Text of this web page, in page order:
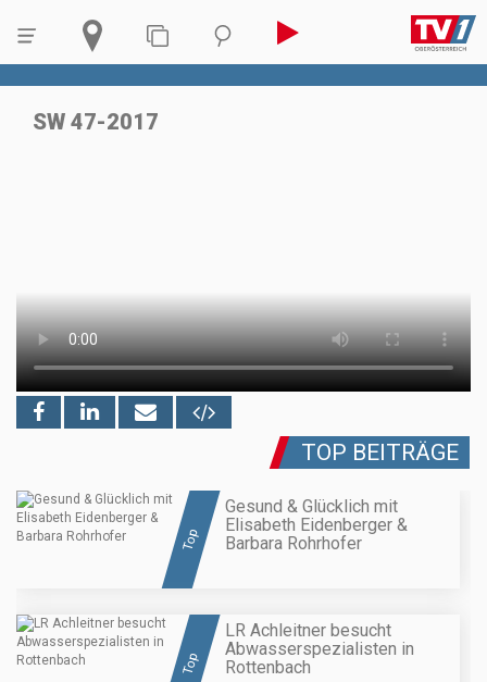
SW 47-2017
TOP BEITRÄGE
Top
Gesund & Glücklich mit
Elisabeth Eidenberger &
Barbara Rohrhofer
Top
LR Achleitner besucht
Abwasserspezialisten in
Rottenbach